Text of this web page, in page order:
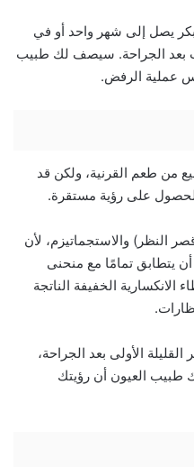
يصل إلى شهر واحد أو في
بعد الجراحة. سيصف لك طبيب
عملية الرفض.
من طعم القرنية، ولكن قد
على رؤية مستقرة.
النظر) والاستجماتيزم، لأن
يتطابق تمامًا مع منحنى
الانكسارية الخفيفة الناتجة
الأولى بعد الجراحة،
طبيب العيون أن رؤيتك